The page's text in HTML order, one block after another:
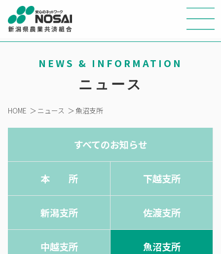
NEWS & INFORMATION
ニュース
HOME ＞ ニュース ＞魚沼支所
すべてのお知らせ
本 所 下越支所
新潟支所 佐渡支所
中越支所 魚沼支所